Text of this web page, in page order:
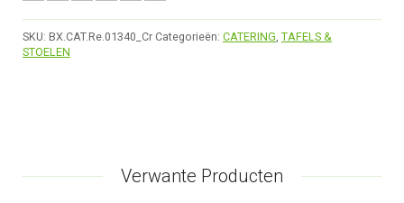
SKU: BX.CAT.Re.01340_Cr Categorieën: CATERING, TAFELS &
STOELEN
Verwante Producten